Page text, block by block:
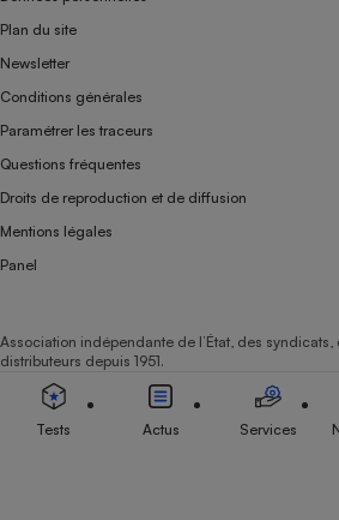
Plan du site
Newsletter
Conditions générales
Paramétrer les traceurs
Questions fréquentes
Droits de reproduction et de diffusion
Mentions légales
Panel
Association indépendante de l’État, des
distributeurs depuis 1951.
Tests Actus Services